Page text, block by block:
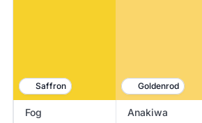
Saffron Goldenrod
Fog Anakiwa